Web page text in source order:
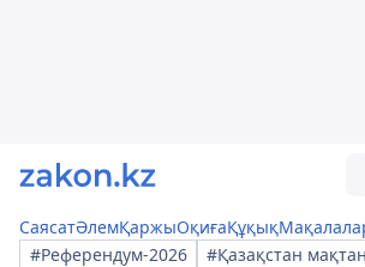
СаясатӘлемҚаржыОқиғаҚұқық
#Референдум-2026
#Қазақстан